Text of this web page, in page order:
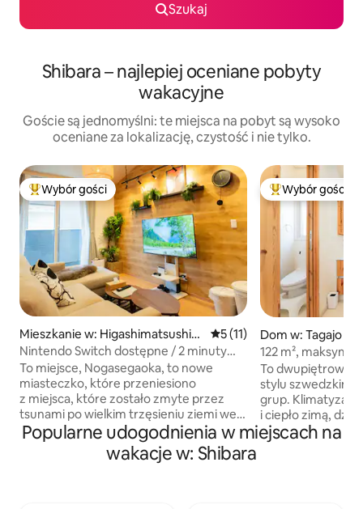
Szukaj
Shibara – najlepiej oceniane pobyty
wakacyjne
Goście są jednomyślni: te miejsca na pobyt są wysoko
oceniane za lokalizację, czystość i nie tylko.
Najpopularniejsze z kategorii Wybór gości
Wybór gości
Mieszkanie w: Higashimatsushim
a
Średnia ocena: 5 na 5,
5 (11)
Nintendo Switch dostępne / 2 minuty
pieszo do najbliższej stacji / Bezpłatny
parking / 3 pokoje, salon, kuchnia / 10
minut do stacji Matsushima Kaigan /
Wynajem całego obiektu
To miejsce, Nogasegaoka, to nowe
miasteczko, które przeniesiono
z miejsca, które zostało zmyte przez
tsunami po wielkim trzęsieniu ziemi we
wschodniej Japonii. Spraw, by rodzinne
wakacje były łatwiejsze
i przyjemniejsze.Ta prywatna pensjonat
Wybór gości
Dom w: Tagajo
122 m²,
parkingowe,
zwiedzania
stadionu
zapewnia
To dwupiętrowy
stylu szwedzkim,
grup.
i ciepło zimą,
spędzać czas w
przestrzeni.
Popularne udogodnienia w miejscach na
wakacje w: Shibara